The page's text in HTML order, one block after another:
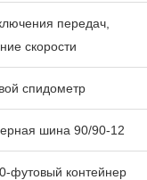
передач,
скорости
спидометр
шина 90/90-12
футовый контейнер